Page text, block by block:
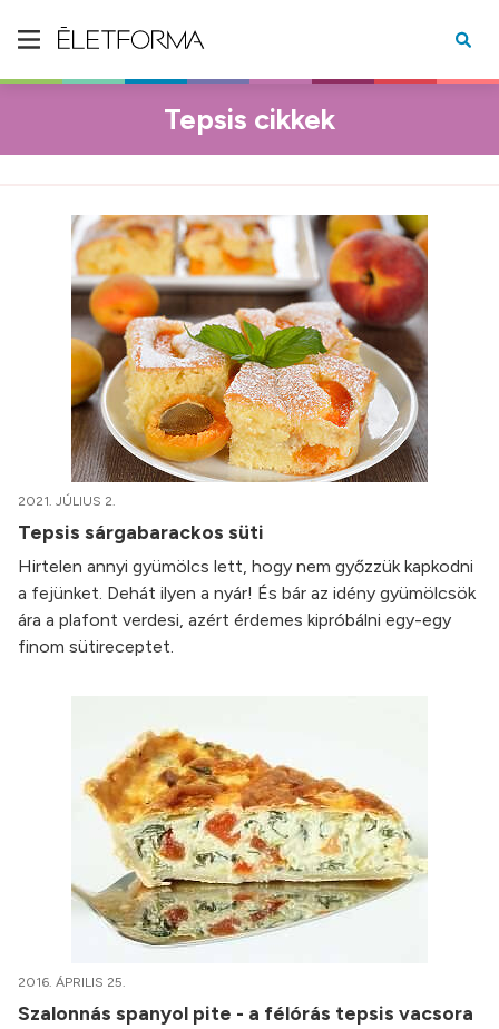
Tepsis cikkek
2021. JÚLIUS 2.
Tepsis sárgabarackos süti
Hirtelen annyi gyümölcs lett, hogy nem győzzük kapkodni
a fejünket. Dehát ilyen a nyár! És bár az idény gyümölcsök
ára a plafont verdesi, azért érdemes kipróbálni egy-egy
finom sütireceptet.
2016. ÁPRILIS 25.
Szalonnás spanyol pite - a félórás tepsis vacsora